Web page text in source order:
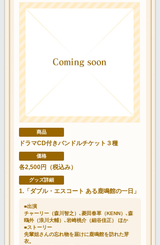
商品
ドラマCD付きバンドルチケット３種
価格
各2,500円（税込み）
グッズ詳細
1.「ダブル・エスコート ある鹿鳴館の一日」
■出演
チャーリー（森川智之）､菱田春草（KENN）､森
鴎外（浪川大輔）､岩崎桃介（細谷佳正） ほか
■ストーリー
先輩姐さんの忘れ物を届けに鹿鳴館を訪れた芽
衣。